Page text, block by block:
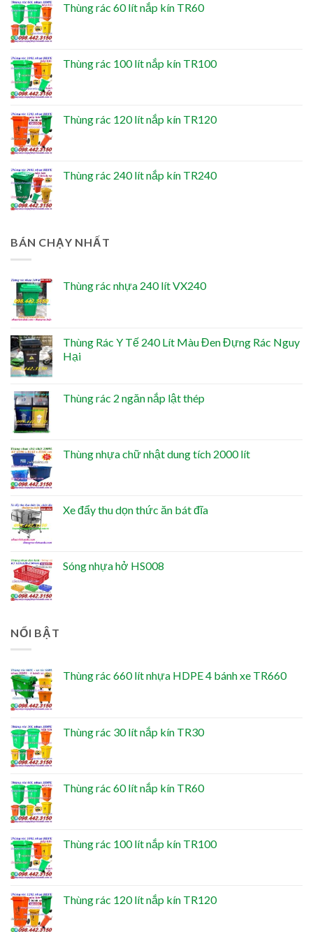
Thùng rác 60 lít nắp kín TR60
Thùng rác 100 lít nắp kín TR100
Thùng rác 120 lít nắp kín TR120
Thùng rác 240 lít nắp kín TR240
BÁN CHẠY NHẤT
Thùng rác nhựa 240 lít VX240
Thùng Rác Y Tế 240 Lít Màu Đen Đựng Rác Nguy
Hại
Thùng rác 2 ngăn nắp lật thép
Thùng nhựa chữ nhật dung tích 2000 lít
Xe đẩy thu dọn thức ăn bát đĩa
Sóng nhựa hở HS008
NỔI BẬT
Thùng rác 660 lít nhựa HDPE 4 bánh xe TR660
Thùng rác 30 lít nắp kín TR30
Thùng rác 60 lít nắp kín TR60
Thùng rác 100 lít nắp kín TR100
Thùng rác 120 lít nắp kín TR120